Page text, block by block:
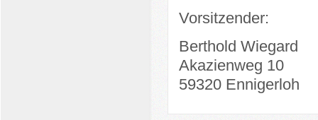
Vorsitzender:
Berthold Wiegard
Akazienweg 10
59320 Ennigerloh